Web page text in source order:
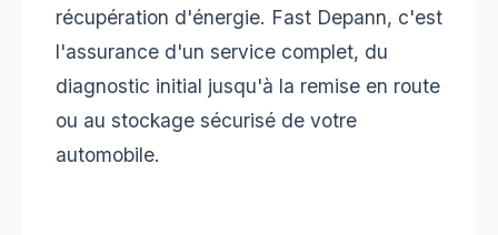
récupération d'énergie. Fast Depann, c'est
l'assurance d'un service complet, du
diagnostic initial jusqu'à la remise en route
ou au stockage sécurisé de votre
automobile.